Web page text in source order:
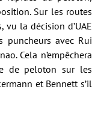
Sur les routes
vu la décision d’UAE
puncheurs avec Rui
Cela n’empêchera
de peloton sur les
et Bennett s’il